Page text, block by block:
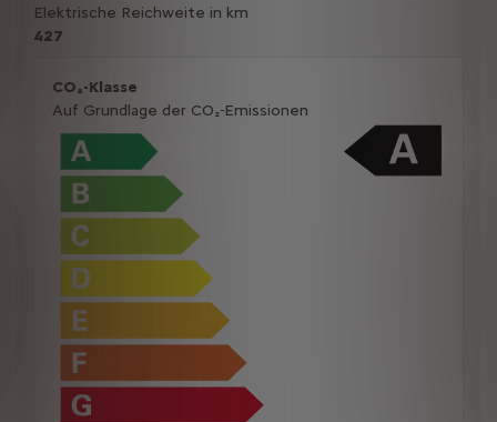
Elektrische Reichweite in km
427
CO₂-Klasse
Auf Grundlage der CO₂-Emissionen